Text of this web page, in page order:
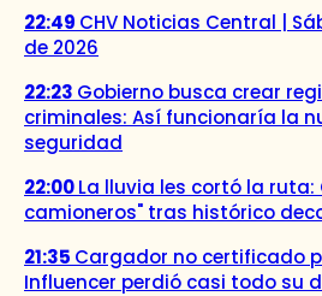
22:49 CHV Noticias Central |
de 2026
22:23 Gobierno busca crear
criminales: Así funcionaría la
seguridad
22:00La lluvia les cortó la ruta:
camioneros" tras histórico
21:35 Cargador no certificado
Influencer perdió casi todo su